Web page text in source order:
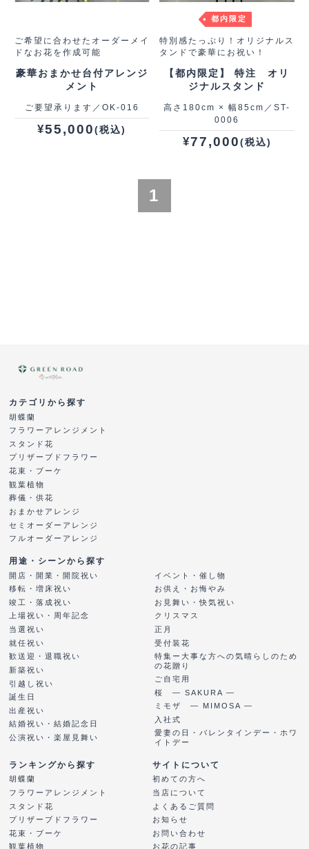
ご希望に合わせたオーダーメイ
ドなお花を作成可能
豪華おまかせ台付アレンジ
メント
ご要望承ります／OK-016
¥55,000(税込)
都内限定
特別感たっぷり！オリジナルス
タンドで豪華にお祝い！
【都内限定】 特注 オリ
ジナルスタンド
高さ180cm × 幅85cm／ST-
0006
¥77,000(税込)
1
カテゴリから探す
胡蝶蘭
フラワーアレンジメント
スタンド花
プリザーブドフラワー
花束・ブーケ
観葉植物
葬儀・供花
おまかせアレンジ
セミオーダーアレンジ
フルオーダーアレンジ
用途・シーンから探す
開店・開業・開院祝い
移転・増床祝い
竣工・落成祝い
上場祝い・周年記念
当選祝い
就任祝い
歓送迎・退職祝い
新築祝い
引越し祝い
誕生日
出産祝い
結婚祝い・結婚記念日
公演祝い・楽屋見舞い
イベント・催し物
お供え・お悔やみ
お見舞い・快気祝い
クリスマス
正月
受付装花
特集ー大事な方への気晴らしのため
の花贈り
ご自宅用
桜 ― SAKURA ―
ミモザ ― MIMOSA ―
入社式
愛妻の日・バレンタインデー・ホワ
イトデー
ランキングから探す
胡蝶蘭
フラワーアレンジメント
スタンド花
プリザーブドフラワー
花束・ブーケ
観葉植物
サイトについて
初めての方へ
当店について
よくあるご質問
お知らせ
お問い合わせ
お花の記事